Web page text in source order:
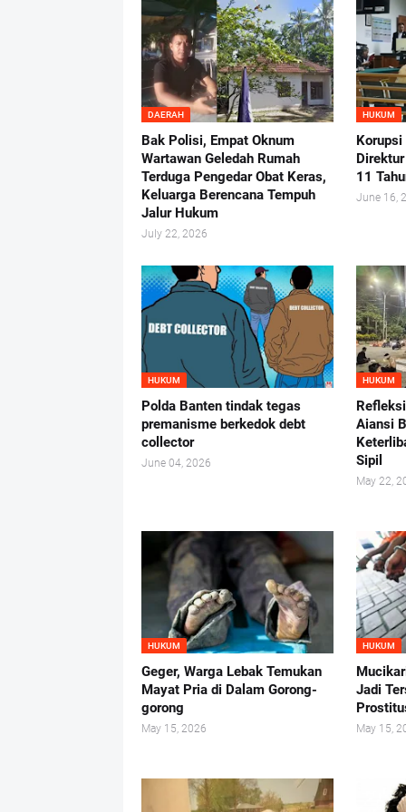
DAERAH
Bak Polisi, Empat Oknum
Wartawan Geledah Rumah
Terduga Pengedar Obat Keras,
Keluarga Berencana Tempuh
Jalur Hukum
July 22, 2026
HUKUM
11
June 16,
HUKUM
Polda Banten tindak tegas
premanisme berkedok debt
collector
June 04, 2026
HUKUM
Aiansi
Sipil
May 22,
HUKUM
Geger, Warga Lebak Temukan
Mayat Pria di Dalam Gorong-
gorong
May 15, 2026
HUKUM
Jadi
May 15,